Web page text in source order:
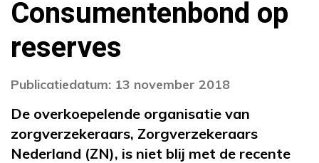
Consumentenbond op
reserves
Publicatiedatum: 13 november 2018
De overkoepelende organisatie van
zorgverzekeraars, Zorgverzekeraars
Nederland (ZN), is niet blij met de recente